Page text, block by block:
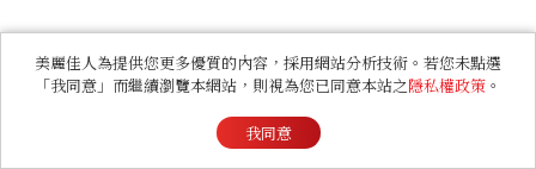
美麗佳人為提供您更多優質的內容，採用網站分析技術。若您未點選
「我同意」而繼續瀏覽本網站，則視為您已同意本站之隱私權政策 。
我同意